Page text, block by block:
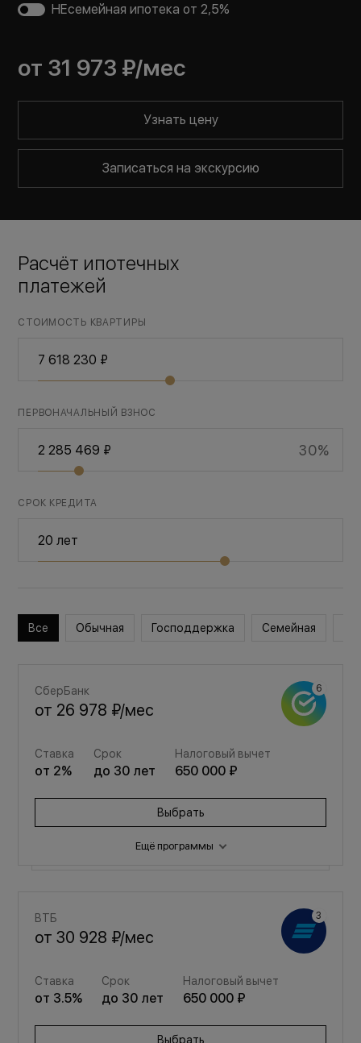
НЕсемейная ипотека от 2,5%
от 31 973 ₽/мес
Узнать цену
Записаться на экскурсию
Расчёт ипотечных
платежей
СТОИМОСТЬ КВАРТИРЫ
ПЕРВОНАЧАЛЬНЫЙ ВЗНОС
30%
СРОК КРЕДИТА
Все Обычная Господдержка Семейная
СберБанк
от 26 978 ₽/мес
Ставка
от 2%
Срок
до 30 лет
Налоговый вычет
650 000 ₽
Выбрать
Ещё программы
от36 124 ₽/мес
от3.5% до30 650 000 ₽
Выбрать
ВТБ
от30 928 ₽/мес
Ставка
от 3.5%
Срок
до 30 лет
Налоговый вычет
650 000 ₽
Выбрать